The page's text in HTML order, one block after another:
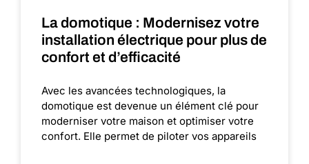
La domotique : Modernisez votre
installation électrique pour plus de
confort et d’efficacité
Avec les avancées technologiques, la
domotique est devenue un élément clé pour
moderniser votre maison et optimiser votre
confort. Elle permet de piloter vos appareils